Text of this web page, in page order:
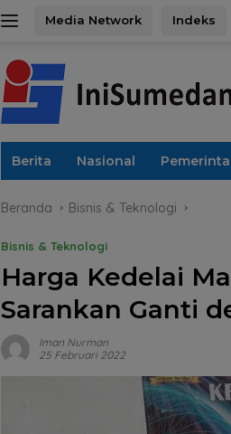
Media Network Indeks
Berita Nasional
Beranda Bisnis & Teknologi
Bisnis & Teknologi
Harga Kedelai
Sarankan Ganti
Iman Nurman
25 Februari 2022